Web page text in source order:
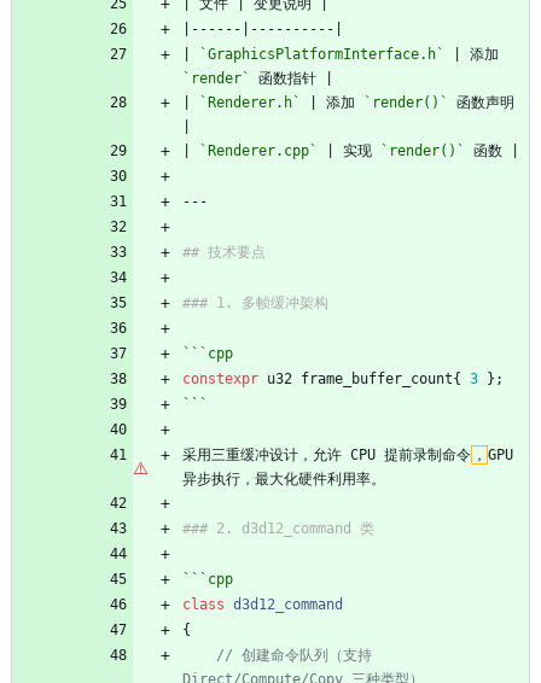
`GraphicsPlatformInterface.h`
`render`
`Renderer.h` | 添加 `render()`
函数声明
`Renderer.cpp` | 实现 `render()`
``` cpp
constexpr u32 frame_buffer_count{ 3 } ;
```
采用三重缓冲设计，允许 CPU 提前录制命令 ， GPU
``` cpp
class d3d12_command
{
// 创建命令队列（支持